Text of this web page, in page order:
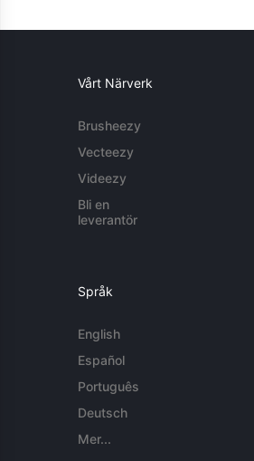
Vårt Närverk
Brusheezy
Vecteezy
Videezy
Bli en
leverantör
Språk
English
Español
Português
Deutsch
Mer...